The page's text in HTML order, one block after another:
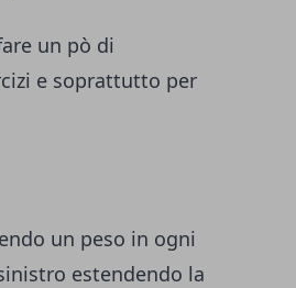
un pò di
e soprattutto per
un peso in ogni
estendendo la